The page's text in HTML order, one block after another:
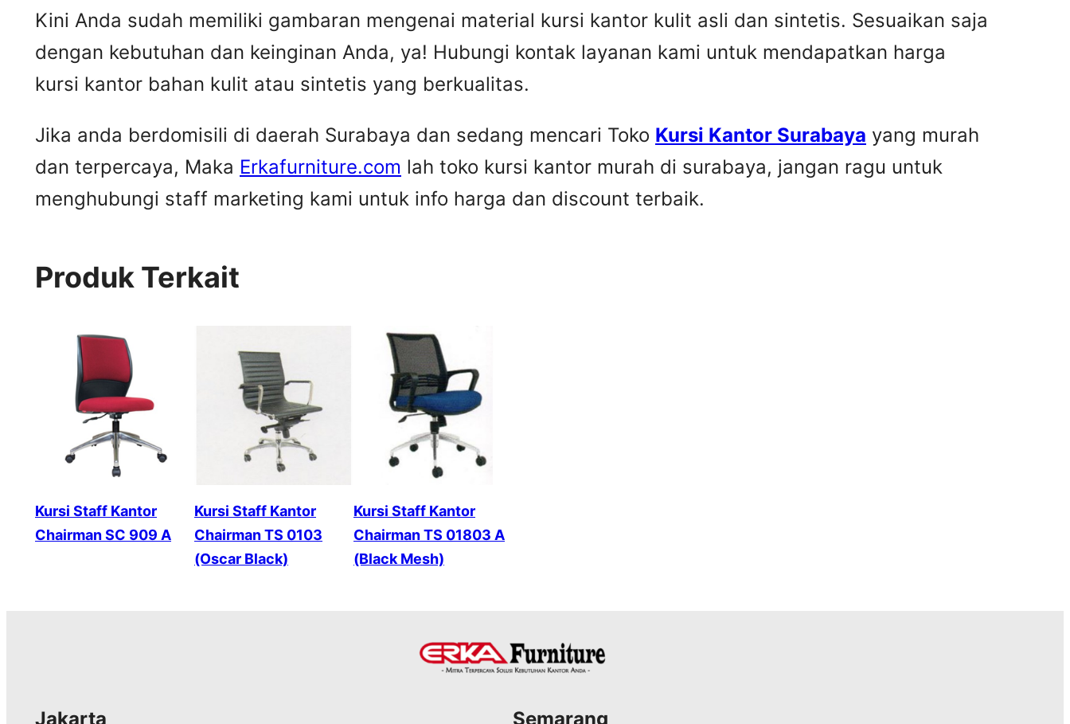
Kini Anda sudah memiliki gambaran mengenai material kursi kantor kulit asli dan sintetis. Sesuaikan saja
dengan kebutuhan dan keinginan Anda, ya! Hubungi kontak layanan kami untuk mendapatkan harga
kursi kantor bahan kulit atau sintetis yang berkualitas.
Jika anda berdomisili di daerah Surabaya dan sedang mencari Toko Kursi Kantor Surabaya yang murah
dan terpercaya, Maka Erkafurniture.com lah toko kursi kantor murah di surabaya, jangan ragu untuk
menghubungi staff marketing kami untuk info harga dan discount terbaik.
Produk Terkait
Kursi Staff Kantor
Chairman SC 909 A
Kursi Staff Kantor
Chairman TS 0103
(Oscar Black)
Kursi Staff Kantor
Chairman TS 01803 A
(Black Mesh)
Jakarta Semarang